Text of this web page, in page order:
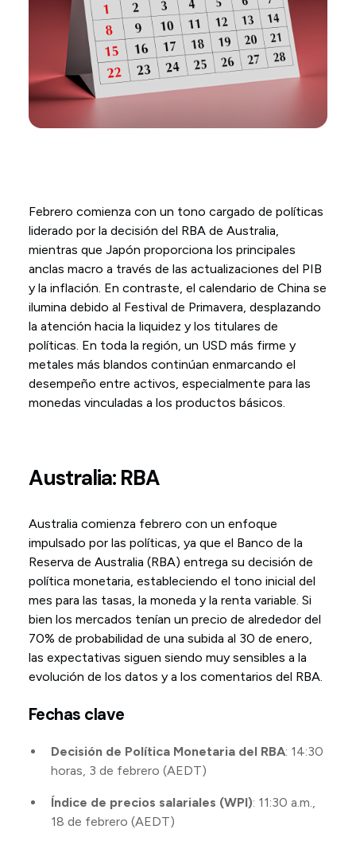
Febrero comienza con un tono cargado de políticas
liderado por la decisión del RBA de Australia,
mientras que Japón proporciona los principales
anclas macro a través de las actualizaciones del PIB
y la inflación. En contraste, el calendario de China se
ilumina debido al Festival de Primavera, desplazando
la atención hacia la liquidez y los titulares de
políticas. En toda la región, un USD más firme y
metales más blandos continúan enmarcando el
desempeño entre activos, especialmente para las
monedas vinculadas a los productos básicos.
Australia: RBA
Australia comienza febrero con un enfoque
impulsado por las políticas, ya que el Banco de la
Reserva de Australia (RBA) entrega su decisión de
política monetaria, estableciendo el tono inicial del
mes para las tasas, la moneda y la renta variable. Si
bien los mercados tenían un precio de alrededor del
70% de probabilidad de una subida al 30 de enero,
las expectativas siguen siendo muy sensibles a la
evolución de los datos y a los comentarios del RBA.
Fechas clave
Decisión de Política Monetaria del RBA: 14:30
horas, 3 de febrero (AEDT)
Índice de precios salariales (WPI): 11:30 a.m.,
18 de febrero (AEDT)